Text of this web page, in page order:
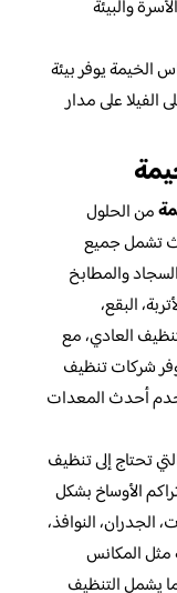
والبيئة
الخيمة يوفر بيئة
على مدار
من الحلول
تشمل جميع
والمطابخ
البقع،
العادي، مع
شركات تنظيف
أحدث المعدات
تحتاج إلى تنظيف
الأوساخ بشكل
الجدران، النوافذ،
مثل المكانس
يشمل التنظيف